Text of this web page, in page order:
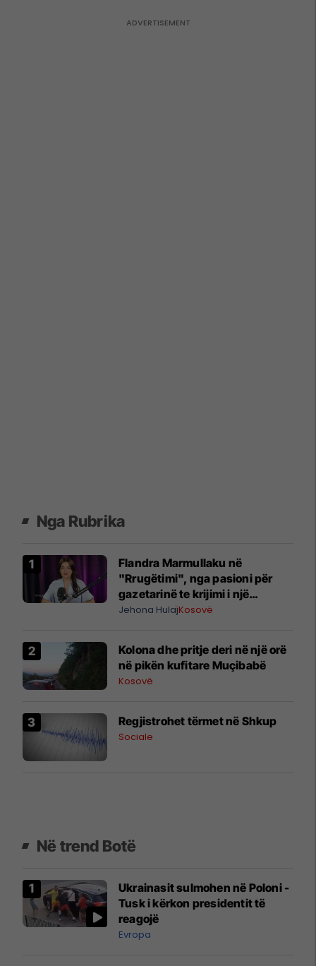
Nga Rubrika
Flandra Marmullaku në
"Rrugëtimi", nga pasioni për
gazetarinë te krijimi i një
kompanie me AI dhe të dhëna
Jehona HulajKosovë
Kolona dhe pritje deri në një orë
në pikën kufitare Muçibabë
Kosovë
Regjistrohet tërmet në Shkup
Sociale
Në trend Botë
Ukrainasit sulmohen në Poloni -
Tusk i kërkon presidentit të
reagojë
Evropa